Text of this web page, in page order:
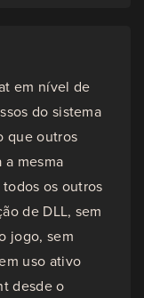
em nível de
do sistema
que outros
a mesma
os outros
de DLL, sem
jogo, sem
uso ativo
desde o